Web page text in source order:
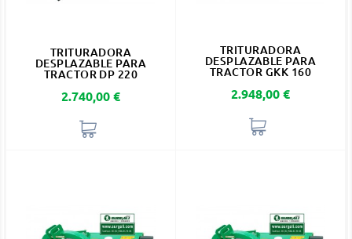
TRITURADORA
DESPLAZABLE PARA
TRACTOR DP 220
Precio
2.740,00 €
TRITURADORA
DESPLAZABLE PARA
TRACTOR GKK 160
Precio
2.948,00 €